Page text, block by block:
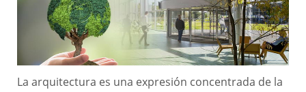
La arquitectura es una expresión concentrada de la